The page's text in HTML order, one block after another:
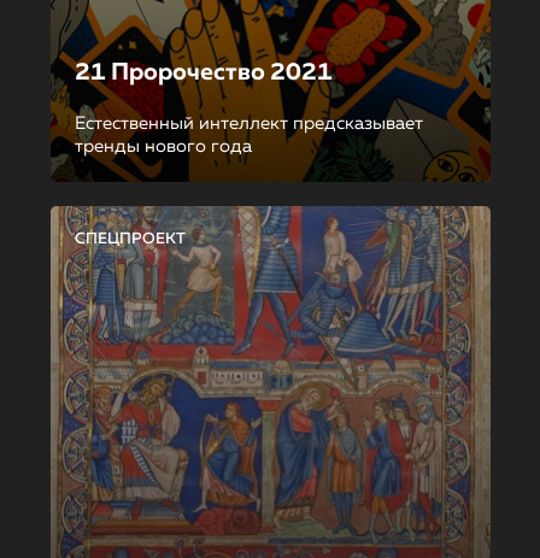
21 Пророчество 2021
Естественный интеллект предсказывает
тренды нового года
СПЕЦПРОЕКТ